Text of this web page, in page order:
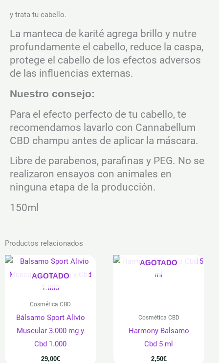
y trata tu cabello.
La manteca de karité agrega brillo y nutre
profundamente el cabello, reduce la caspa,
protege el cabello de los efectos adversos
de las influencias externas.
Nuestro consejo:
Para el efecto perfecto de tu cabello, te
recomendamos lavarlo con Cannabellum
CBD champu antes de aplicar la máscara.
Libre de parabenos, parafinas y PEG. No se
realizaron ensayos con animales en
ninguna etapa de la producción.
150ml
Productos relacionados
AGOTADO
Cosmética CBD
Bálsamo Sport Alivio
Muscular 3.000 mg y
Cbd 1.000
29,00€
AGOTADO
Cosmética CBD
Harmony Balsamo
Cbd 5 ml
2,50€